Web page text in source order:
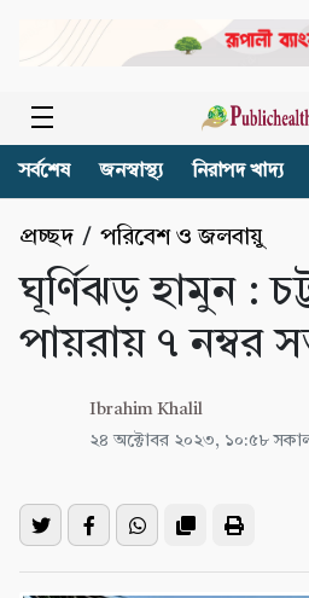
সর্বশেষ জনস্বাস্থ্য নিরাপদ খাদ্য
প্রচ্ছদ / পরিবেশ ও জলবায়ু
ঘূর্ণিঝড় হামুন :
পায়রায় ৭ নম্বর
Ibrahim Khalil
২৪ অক্টোবর ২০২৩, ১০:৫৮